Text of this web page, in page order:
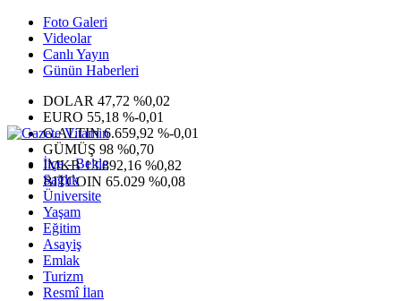
Foto Galeri
Videolar
Canlı Yayın
Günün Haberleri
DOLAR 47,72 %0,02
EURO 55,18 %-0,01
G.ALTIN6.659,92 %-0,01
GÜMÜŞ 98 %0,70
IMKB13.892,16 %0,82
BITCOIN 65.029 %0,08
İlçe - Belde
Sağlık
Üniversite
Yaşam
Eğitim
Asayiş
Emlak
Turizm
Resmî İlan